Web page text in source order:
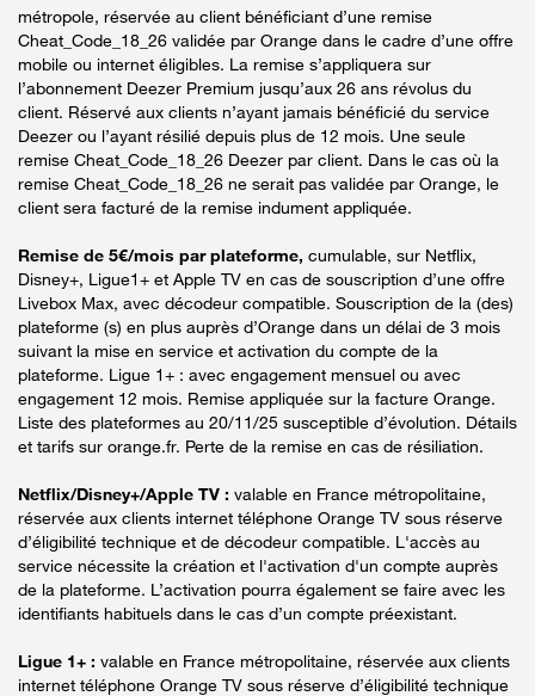
métropole, réservée au client bénéficiant d’une remise
Cheat_Code_18_26 validée par Orange dans le cadre d’une offre
mobile ou internet éligibles. La remise s’appliquera sur
l’abonnement Deezer Premium jusqu’aux 26 ans révolus du
client. Réservé aux clients n’ayant jamais bénéficié du service
Deezer ou l’ayant résilié depuis plus de 12 mois. Une seule
remise Cheat_Code_18_26 Deezer par client. Dans le cas où la
remise Cheat_Code_18_26 ne serait pas validée par Orange, le
client sera facturé de la remise indument appliquée.
Remise de 5€/mois par plateforme, cumulable, sur Netflix,
Disney+, Ligue1+ et Apple TV en cas de souscription d’une offre
Livebox Max, avec décodeur compatible. Souscription de la (des)
plateforme (s) en plus auprès d’Orange dans un délai de 3 mois
suivant la mise en service et activation du compte de la
plateforme. Ligue 1+ : avec engagement mensuel ou avec
engagement 12 mois. Remise appliquée sur la facture Orange.
Liste des plateformes au 20/11/25 susceptible d’évolution. Détails
et tarifs sur orange.fr. Perte de la remise en cas de résiliation.
Netflix/Disney+/Apple TV : valable en France métropolitaine,
réservée aux clients internet téléphone Orange TV sous réserve
d’éligibilité technique et de décodeur compatible. L'accès au
service nécessite la création et l'activation d'un compte auprès
de la plateforme. L’activation pourra également se faire avec les
identifiants habituels dans le cas d’un compte préexistant.
Ligue 1+ : valable en France métropolitaine, réservée aux clients
internet téléphone Orange TV sous réserve d’éligibilité technique